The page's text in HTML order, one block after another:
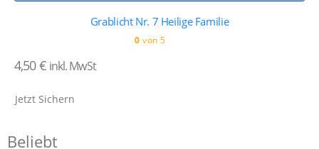
Grablicht Nr. 7 Heilige Familie
0 von 5
4,50€ inkl. MwSt
Jetzt Sichern
Beliebt